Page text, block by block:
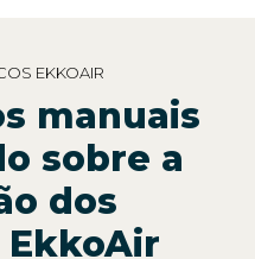
EKKOAIR
manuais
sobre a
dos